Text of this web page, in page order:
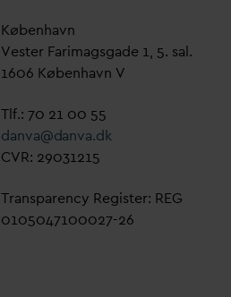
København
Vester Farimagsgade 1, 5. sal.
1606 København V
Tlf.: 70 21 00 55
danva@danva.dk
CVR: 29031215
Transparency Register: REG
0105047100027-26